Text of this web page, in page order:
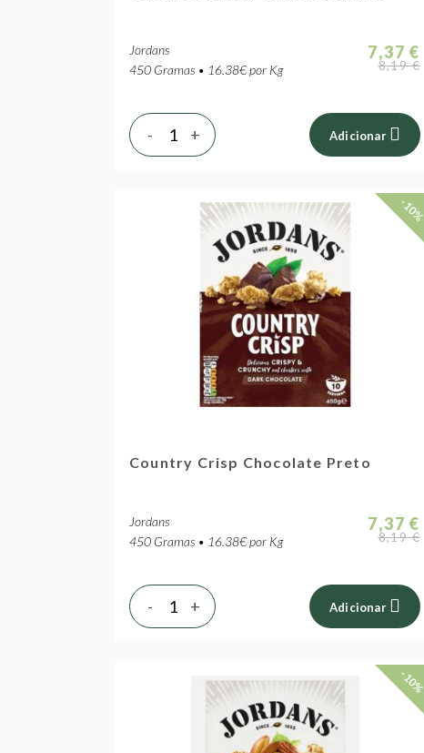
Jordans
450 Gramas • 16.38€ por Kg
7,37 €
8,19 €
+
- Adicionar
-10%
Country Crisp Chocolate Preto
Jordans
450 Gramas • 16.38€ por Kg
7,37 €
8,19 €
+
- Adicionar
-10%